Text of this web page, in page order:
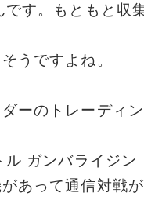
です。もともと収
うですよね。
ーのトレーディン
ル ガンバライジン
あって通信対戦が